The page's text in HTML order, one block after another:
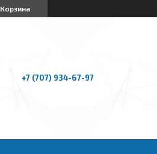
Корзина
+7 (707) 934-67-97